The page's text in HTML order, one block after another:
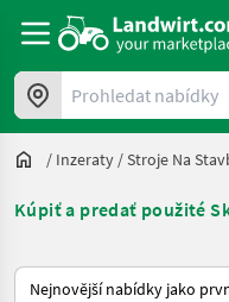
Prohledat nabídky
/ Inzeraty /Stroje Na
Kúpiť a predať použité
Takto se řadí nabídky na